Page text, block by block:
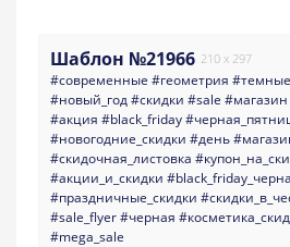
Шаблон №21966 210 x 297
#современные #геометрия #темные
#новый_год#скидки #sale #магазин
#акция #black_friday
#новогодние_скидки #день
#скидочная_листовка
#акции_и_скидки
#праздничные_скидки
#sale_flyer#черная
#mega_sale